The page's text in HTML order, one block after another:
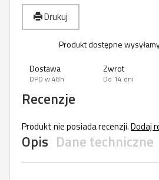
Drukuj
Produkt dostępne
Dostawa
DPD w 48h
Zwrot
Do 14 dni
Recenzje
Produkt nie posiada recenzji.Dodaj
Opis Dane techniczne